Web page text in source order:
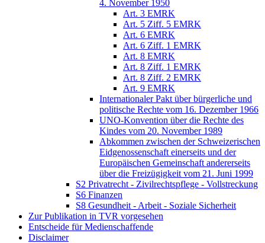
4. November 1950
Art. 3 EMRK
Art. 5 Ziff. 5 EMRK
Art. 6 EMRK
Art. 6 Ziff. 1 EMRK
Art. 8 EMRK
Art. 8 Ziff. 1 EMRK
Art. 8 Ziff. 2 EMRK
Art. 9 EMRK
Internationaler Pakt über bürgerliche und
politische Rechte vom 16. Dezember 1966
UNO-Konvention über die Rechte des
Kindes vom 20. November 1989
Abkommen zwischen der Schweizerischen
Eidgenossenschaft einerseits und der
Europäischen Gemeinschaft andererseits
über die Freizügigkeit vom 21. Juni 1999
S2 Privatrecht - Zivilrechtspflege - Vollstreckung
S6 Finanzen
S8 Gesundheit - Arbeit - Soziale Sicherheit
Zur Publikation in TVR vorgesehen
Entscheide für Medienschaffende
Disclaimer